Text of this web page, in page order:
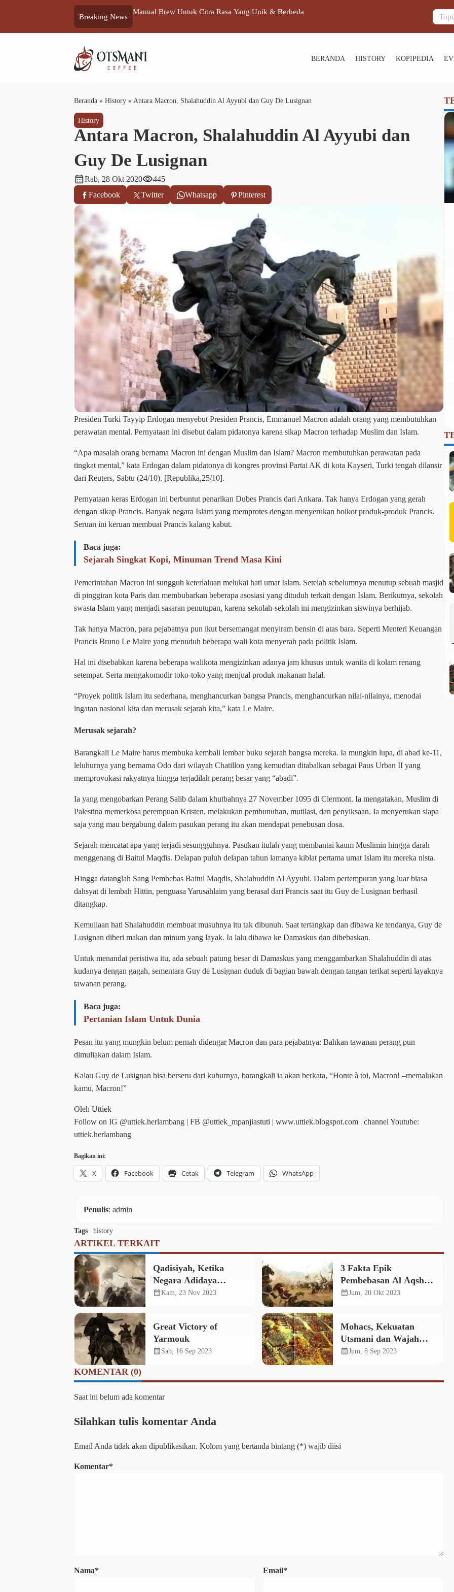
Breaking News
Manual Brew Untuk Citra Rasa Yang Unik & Berbeda Prancis
BERANDA HISTORY KOPIPEDIA
Beranda » History » Antara Macron, Shalahuddin Al Ayyubi dan Guy De Lusignan
History
Antara Macron, Shalahuddin Al Ayyubi dan
Guy De Lusignan
calendar_monthRab, 28 Okt 2020visibility445
Facebook
Twitter Whatsapp Pinterest
Presiden Turki Tayyip Erdogan menyebut Presiden Prancis, Emmanuel Macron adalah orang yang membutuhkan
perawatan mental. Pernyataan ini disebut dalam pidatonya karena sikap Macron terhadap Muslim dan Islam.
“Apa masalah orang bernama Macron ini dengan Muslim dan Islam? Macron membutuhkan perawatan pada
tingkat mental,” kata Erdogan dalam pidatonya di kongres provinsi Partai AK di kota Kayseri, Turki tengah dilansir
dari Reuters, Sabtu (24/10). [Republika,25/10].
Pernyataan keras Erdogan ini berbuntut penarikan Dubes Prancis dari Ankara. Tak hanya Erdogan yang gerah
dengan sikap Prancis. Banyak negara Islam yang memprotes dengan menyerukan boikot produk-produk Prancis.
Seruan ini keruan membuat Prancis kalang kabut.
Baca juga:
Sejarah Singkat Kopi, Minuman Trend Masa Kini
Pemerintahan Macron ini sungguh keterlaluan melukai hati umat Islam. Setelah sebelumnya menutup sebuah masjid
di pinggiran kota Paris dan membubarkan beberapa asosiasi yang dituduh terkait dengan Islam. Berikutnya, sekolah
swasta Islam yang menjadi sasaran penutupan, karena sekolah-sekolah ini mengizinkan siswinya berhijab.
Tak hanya Macron, para pejabatnya pun ikut bersemangat menyiram bensin di atas bara. Seperti Menteri Keuangan
Prancis Bruno Le Maire yang menuduh beberapa wali kota menyerah pada politik Islam.
Hal ini disebabkan karena beberapa walikota mengizinkan adanya jam khusus untuk wanita di kolam renang
setempat. Serta mengakomodir toko-toko yang menjual produk makanan halal.
“Proyek politik Islam itu sederhana, menghancurkan bangsa Prancis, menghancurkan nilai-nilainya, menodai
ingatan nasional kita dan merusak sejarah kita,” kata Le Maire.
Merusak sejarah?
Barangkali Le Maire harus membuka kembali lembar buku sejarah bangsa mereka. Ia mungkin lupa, di abad ke-11,
leluhurnya yang bernama Odo dari wilayah Chatillon yang kemudian ditabalkan sebagai Paus Urban II yang
memprovokasi rakyatnya hingga terjadilah perang besar yang “abadi”.
Ia yang mengobarkan Perang Salib dalam khutbahnya 27 November 1095 di Clermont. Ia mengatakan, Muslim di
Palestina memerkosa perempuan Kristen, melakukan pembunuhan, mutilasi, dan penyiksaan. Ia menyerukan siapa
saja yang mau bergabung dalam pasukan perang itu akan mendapat penebusan dosa.
Sejarah mencatat apa yang terjadi sesungguhnya. Pasukan itulah yang membantai kaum Muslimin hingga darah
menggenang di Baitul Maqdis. Delapan puluh delapan tahun lamanya kiblat pertama umat Islam itu mereka nista.
Hingga datanglah Sang Pembebas Baitul Maqdis, Shalahuddin Al Ayyubi. Dalam pertempuran yang luar biasa
dahsyat di lembah Hittin, penguasa Yarusahlaim yang berasal dari Prancis saat itu Guy de Lusignan berhasil
ditangkap.
Kemuliaan hati Shalahuddin membuat musuhnya itu tak dibunuh. Saat tertangkap dan dibawa ke tendanya, Guy de
Lusignan diberi makan dan minum yang layak. Ia lalu dibawa ke Damaskus dan dibebaskan.
Untuk menandai peristiwa itu, ada sebuah patung besar di Damaskus yang menggambarkan Shalahuddin di atas
kudanya dengan gagah, sementara Guy de Lusignan duduk di bagian bawah dengan tangan terikat seperti layaknya
tawanan perang.
Baca juga:
Pertanian Islam Untuk Dunia
Pesan itu yang mungkin belum pernah didengar Macron dan para pejabatnya: Bahkan tawanan perang pun
dimuliakan dalam Islam.
Kalau Guy de Lusignan bisa berseru dari kuburnya, barangkali ia akan berkata, “Honte à toi, Macron! –memalukan
kamu, Macron!”
Oleh Uttiek
Follow on IG @uttiek.herlambang | FB @uttiek_mpanjiastuti | www.uttiek.blogspot.com | channel Youtube:
uttiek.herlambang
Bagikan ini:
X Facebook Cetak Telegram WhatsApp
Penulis: admin
Tags history
ARTIKEL TERKAIT
Qadisiyah, Ketika
Negara Adidaya
Tertunduk di Hadapan
calendar_monthKam, 23 Nov 2023
3 Fakta Epik
Pembebasan Al Aqsha
di Era Shalahuddin
calendar_monthJum, 20 Okt 2023
Great Victory of
Yarmouk
calendar_monthSab, 16 Sep 2023
Mohacs, Kekuatan
Utsmani dan Wajah
Lain Sejarah Eropa
calendar_monthJum, 8 Sep 2023
KOMENTAR (0)
Saat ini belum ada komentar
Silahkan tulis komentar Anda
Email Anda tidak akan dipublikasikan. Kolom yang bertanda bintang (*) wajib diisi
Komentar*
Nama* Email*